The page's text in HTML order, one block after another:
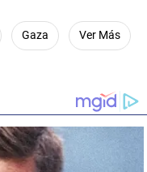
Gaza Ver Más